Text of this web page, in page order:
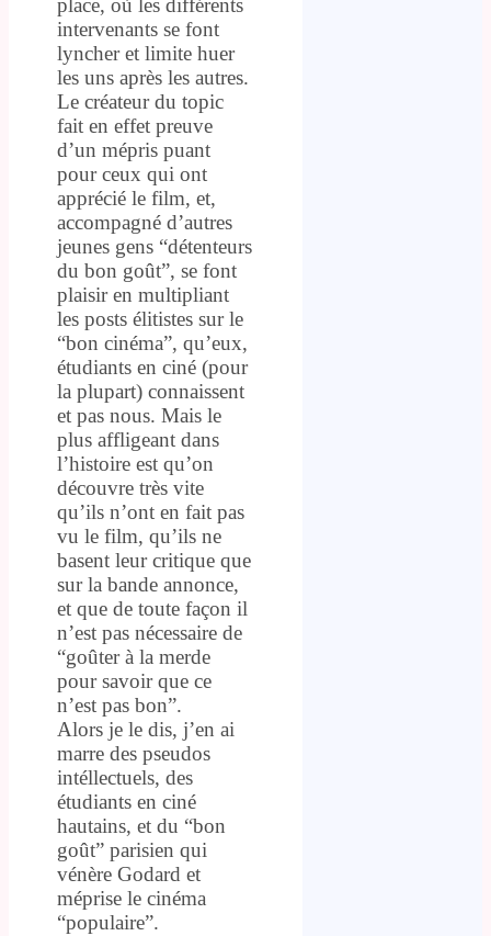
place, où les différents
intervenants se font
lyncher et limite huer
les uns après les autres.
Le créateur du topic
fait en effet preuve
d’un mépris puant
pour ceux qui ont
apprécié le film, et,
accompagné d’autres
jeunes gens “détenteurs
du bon goût”, se font
plaisir en multipliant
les posts élitistes sur le
“bon cinéma”, qu’eux,
étudiants en ciné (pour
la plupart) connaissent
et pas nous. Mais le
plus affligeant dans
l’histoire est qu’on
découvre très vite
qu’ils n’ont en fait pas
vu le film, qu’ils ne
basent leur critique que
sur la bande annonce,
et que de toute façon il
n’est pas nécessaire de
“goûter à la merde
pour savoir que ce
n’est pas bon”.
Alors je le dis, j’en ai
marre des pseudos
intéllectuels, des
étudiants en ciné
hautains, et du “bon
goût” parisien qui
vénère Godard et
méprise le cinéma
“populaire”.